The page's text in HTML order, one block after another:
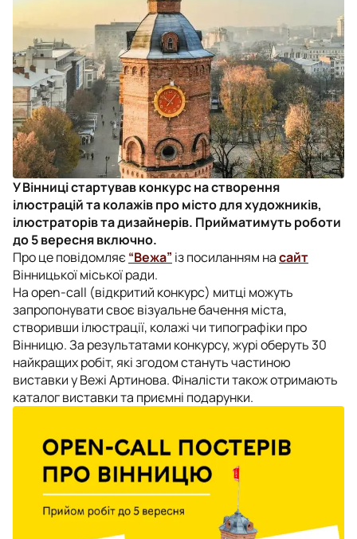
У Вінниці стартував конкурс на створення
ілюстрацій та колажів про місто для художників,
ілюстраторів та дизайнерів. Прийматимуть роботи
до 5 вересня включно.
Про це повідомляє“Вежа” із посиланням насайт
Вінницької міської ради.
На open-call (відкритий конкурс) митці можуть
запропонувати своє візуальне бачення міста,
створивши ілюстрації, колажі чи типографіки про
Вінницю. За результатами конкурсу, журі оберуть 30
найкращих робіт, які згодом стануть частиною
виставки у Вежі Артинова. Фіналісти також отримають
каталог виставки та приємні подарунки.